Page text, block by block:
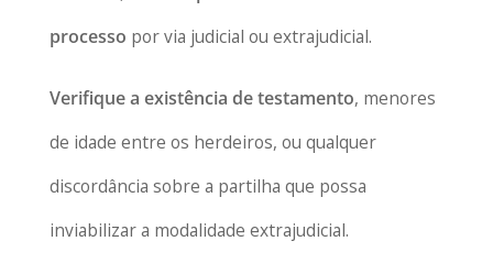
processo por via judicial ou extrajudicial.
Verifique a existência de testamento, menores
de idade entre os herdeiros, ou qualquer
discordância sobre a partilha que possa
inviabilizar a modalidade extrajudicial.